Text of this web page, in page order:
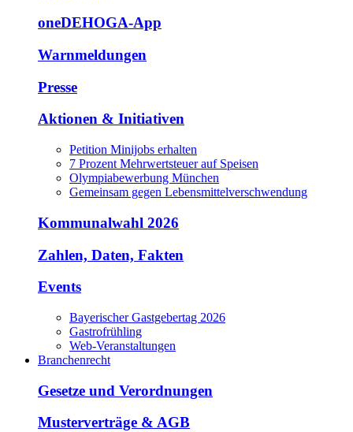
oneDEHOGA-App
Warnmeldungen
Presse
Aktionen & Initiativen
Petition Minijobs erhalten
7 Prozent Mehrwertsteuer auf Speisen
Olympiabewerbung München
Gemeinsam gegen Lebensmittelverschwendung
Kommunalwahl 2026
Zahlen, Daten, Fakten
Events
Bayerischer Gastgebertag 2026
Gastrofrühling
Web-Veranstaltungen
Branchenrecht
Gesetze und Verordnungen
Musterverträge & AGB